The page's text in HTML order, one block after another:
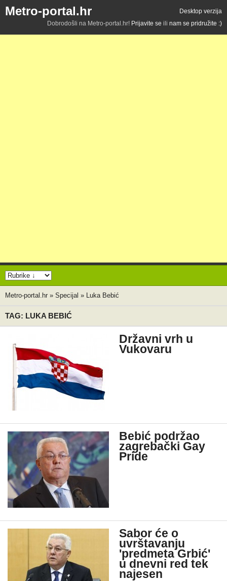
Metro-portal.hr
Desktop verzija
Dobrodošli na Metro-portal.hr! Prijavite se ili nam se pridružite :)
Metro-portal.hr » Specijal » Luka Bebić
TAG: LUKA BEBIĆ
Državni vrh u
Vukovaru
Bebić podržao
zagrebački Gay
Pride
Sabor će o
uvrštavanju
'predmeta Grbić'
u dnevni red tek
najesen